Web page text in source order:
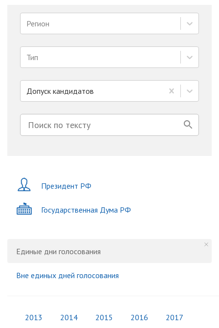
Регион
Тип
Допуск кандидатов
Президент РФ
Государственная Дума РФ
Единые дни голосования
Вне единых дней голосования
2013 2014 2015 2016 2017